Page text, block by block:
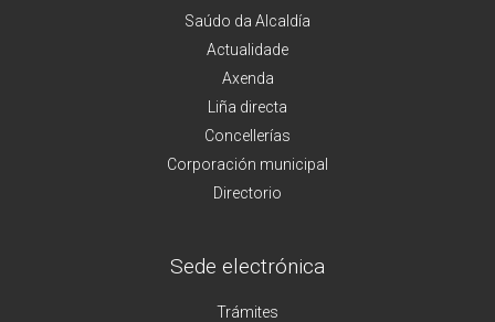
Saúdo da Alcaldía
Actualidade
Axenda
Liña directa
Concellerías
Corporación municipal
Directorio
Sede electrónica
Trámites